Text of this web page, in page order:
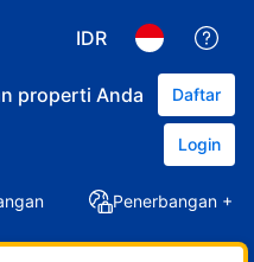
IDR
properti Anda Daftar
Login
Penerbangan +